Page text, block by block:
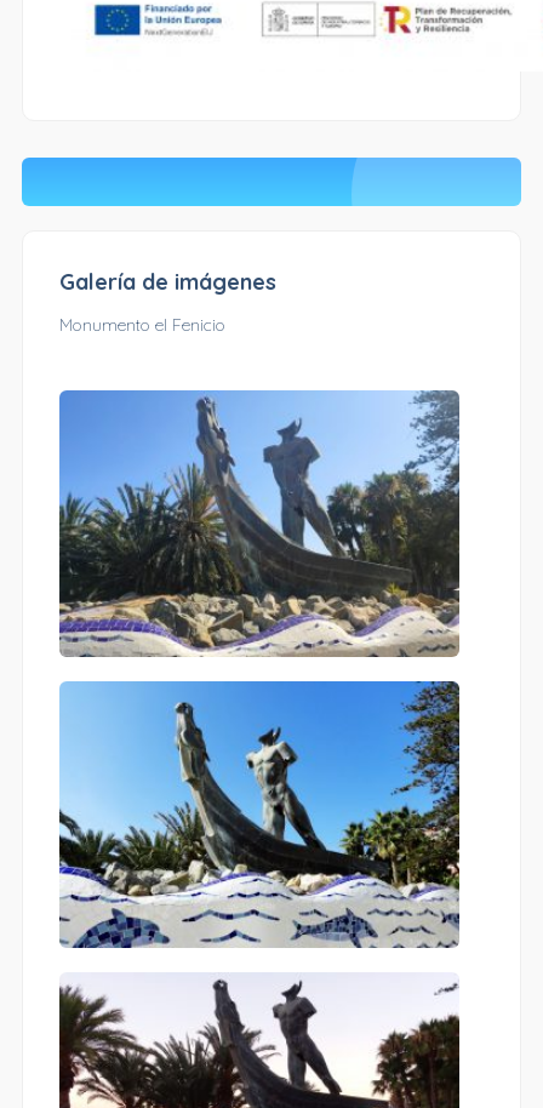
Galería de imágenes
Monumento el Fenicio